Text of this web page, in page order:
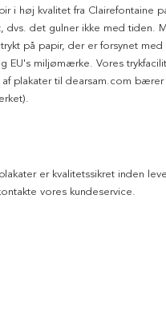
i høj kvalitet fra Clairefontaine
dvs. det gulner ikke med tiden.
på papir, der er forsynet
EU's miljømærke. Vores
plakater til dearsam.com
er kvalitetssikret inden
vores kundeservice.